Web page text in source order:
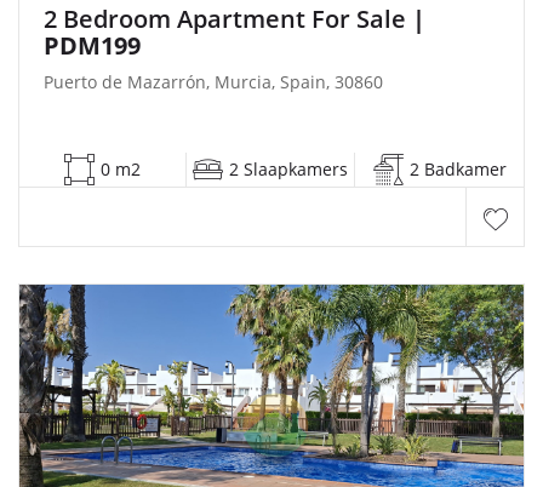
2 Bedroom Apartment For Sale |
PDM199
Puerto de Mazarrón, Murcia, Spain, 30860
0 m2 2 Slaapkamers 2 Badkamer